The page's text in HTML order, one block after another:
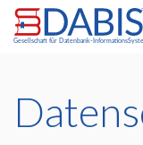
Zum Inhalt springen